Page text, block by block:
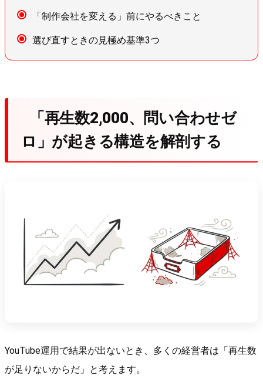
「制作会社を変える」前にやるべきこと
選び直すときの見極め基準3つ
「再生数2,000、問い合わせゼ
ロ」が起きる構造を解剖する
YouTube運用で結果が出ないとき、多くの経営者は「再生数
が足りないからだ」と考えます。